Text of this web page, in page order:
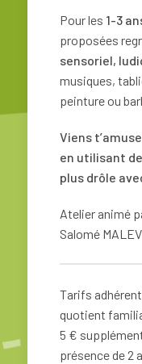
Pour les 1-3
proposées
sensoriel,
musiques,
peinture ou
Viens
en utilisant
plus drôle
Atelier animé
Salomé
Tarifs
quotient
5 €
présence de 2